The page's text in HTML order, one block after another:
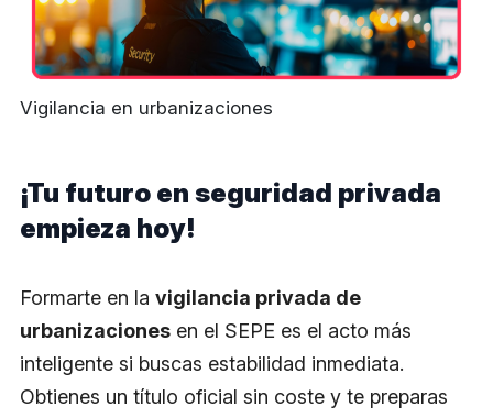
Vigilancia en urbanizaciones
¡Tu futuro en seguridad privada
empieza hoy!
Formarte en la vigilancia privada de
urbanizaciones en el SEPE es el acto más
inteligente si buscas estabilidad inmediata.
Obtienes un título oficial sin coste y te preparas